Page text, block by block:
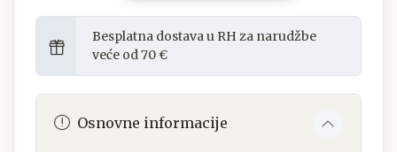
Besplatna dostava u RH za narudžbe
veće od 70 €
Osnovne informacije